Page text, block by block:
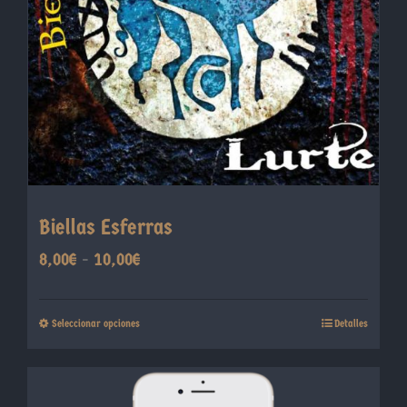
elegir
en
la
página
de
producto
Biellas Esferras
8,00€ - 10,00€
hasta
Seleccionar opcionesEste
tiene
múltiples
Detalles